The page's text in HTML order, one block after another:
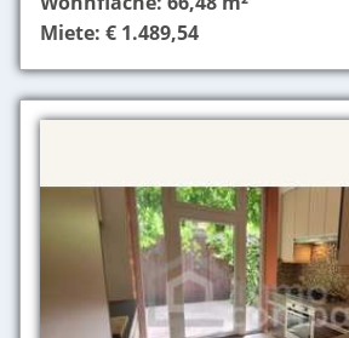
Miete: € 1.489,54